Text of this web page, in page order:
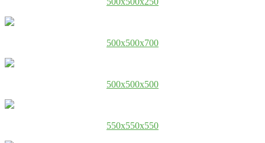
500x500x700
500x500x500
550x550x550